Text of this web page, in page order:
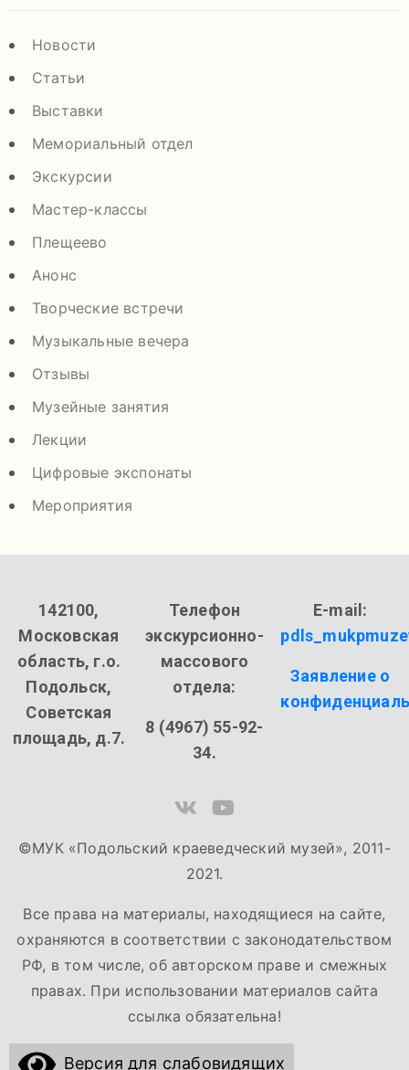
Новости
Статьи
Выставки
Мемориальный отдел
Экскурсии
Мастер-классы
Плещеево
Анонс
Творческие встречи
Музыкальные вечера
Отзывы
Музейные занятия
Лекции
Цифровые экспонаты
Мероприятия
142100,
Московская
область, г.о.
Подольск,
Советская
площадь, д.7.
Телефон
экскурсионно-
массового
отдела:
8 (4967) 55-92-
34.
E-mail:
Заявление о
©МУК «Подольский краеведческий музей», 2011-
2021.
Все права на материалы, находящиеся на сайте,
охраняются в соответствии с законодательством
РФ, в том числе, об авторском праве и смежных
правах. При использовании материалов сайта
ссылка обязательна!
Версия для слабовидящих